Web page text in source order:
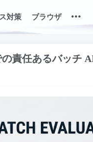
対策 ブラウザ
責任あるバッチ